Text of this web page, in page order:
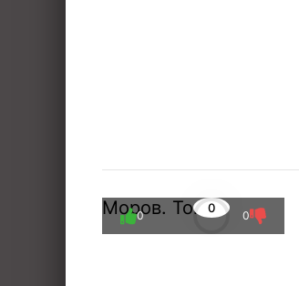
Моров. Том 2
0
0 0